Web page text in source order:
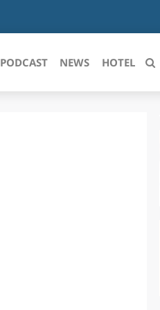
PODCAST NEWS HOTEL